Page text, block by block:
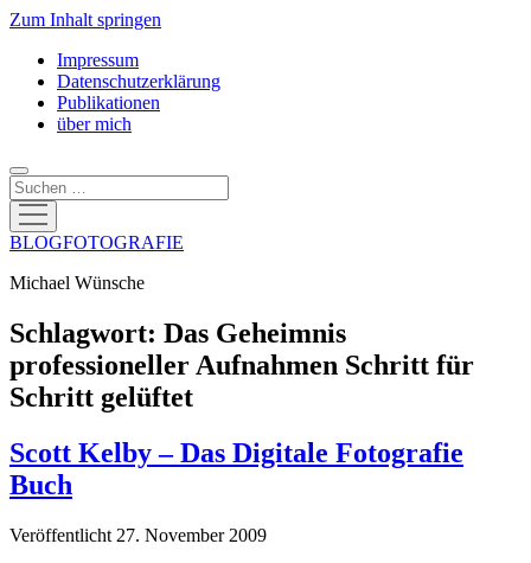
Zum Inhalt springen
Impressum
Datenschutzerklärung
Publikationen
über mich
Suchen
Menü
öffnen
BLOGFOTOGRAFIE
Michael Wünsche
Schlagwort: Das Geheimnis
professioneller Aufnahmen Schritt für
Schritt gelüftet
Scott Kelby – Das Digitale Fotografie
Buch
Veröffentlicht 27. November 2009